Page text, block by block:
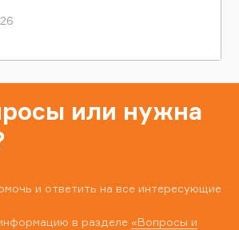
или нужна
и ответить на все интересующие
в разделе «Вопросы и